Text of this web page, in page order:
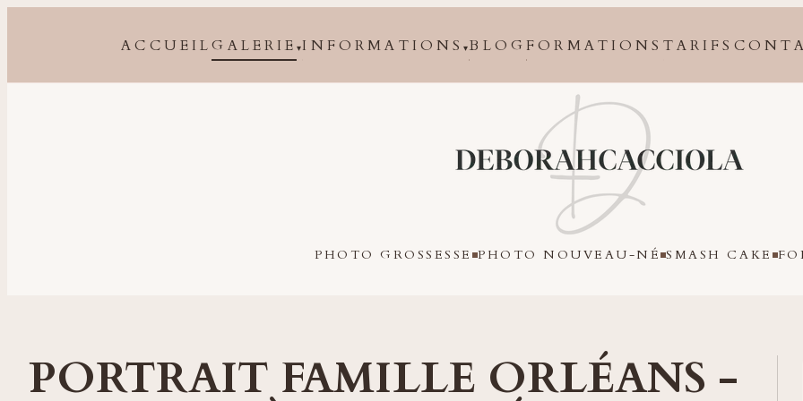
ACCUEILGALERIE▾INFORMATIONS▾BLOGFORMATIONS TARIFS
PHOTO GROSSESSE PHOTO NOUVEAU-NÉ SMASH CAKE
PORTRAIT FAMILLE ORLÉANS -